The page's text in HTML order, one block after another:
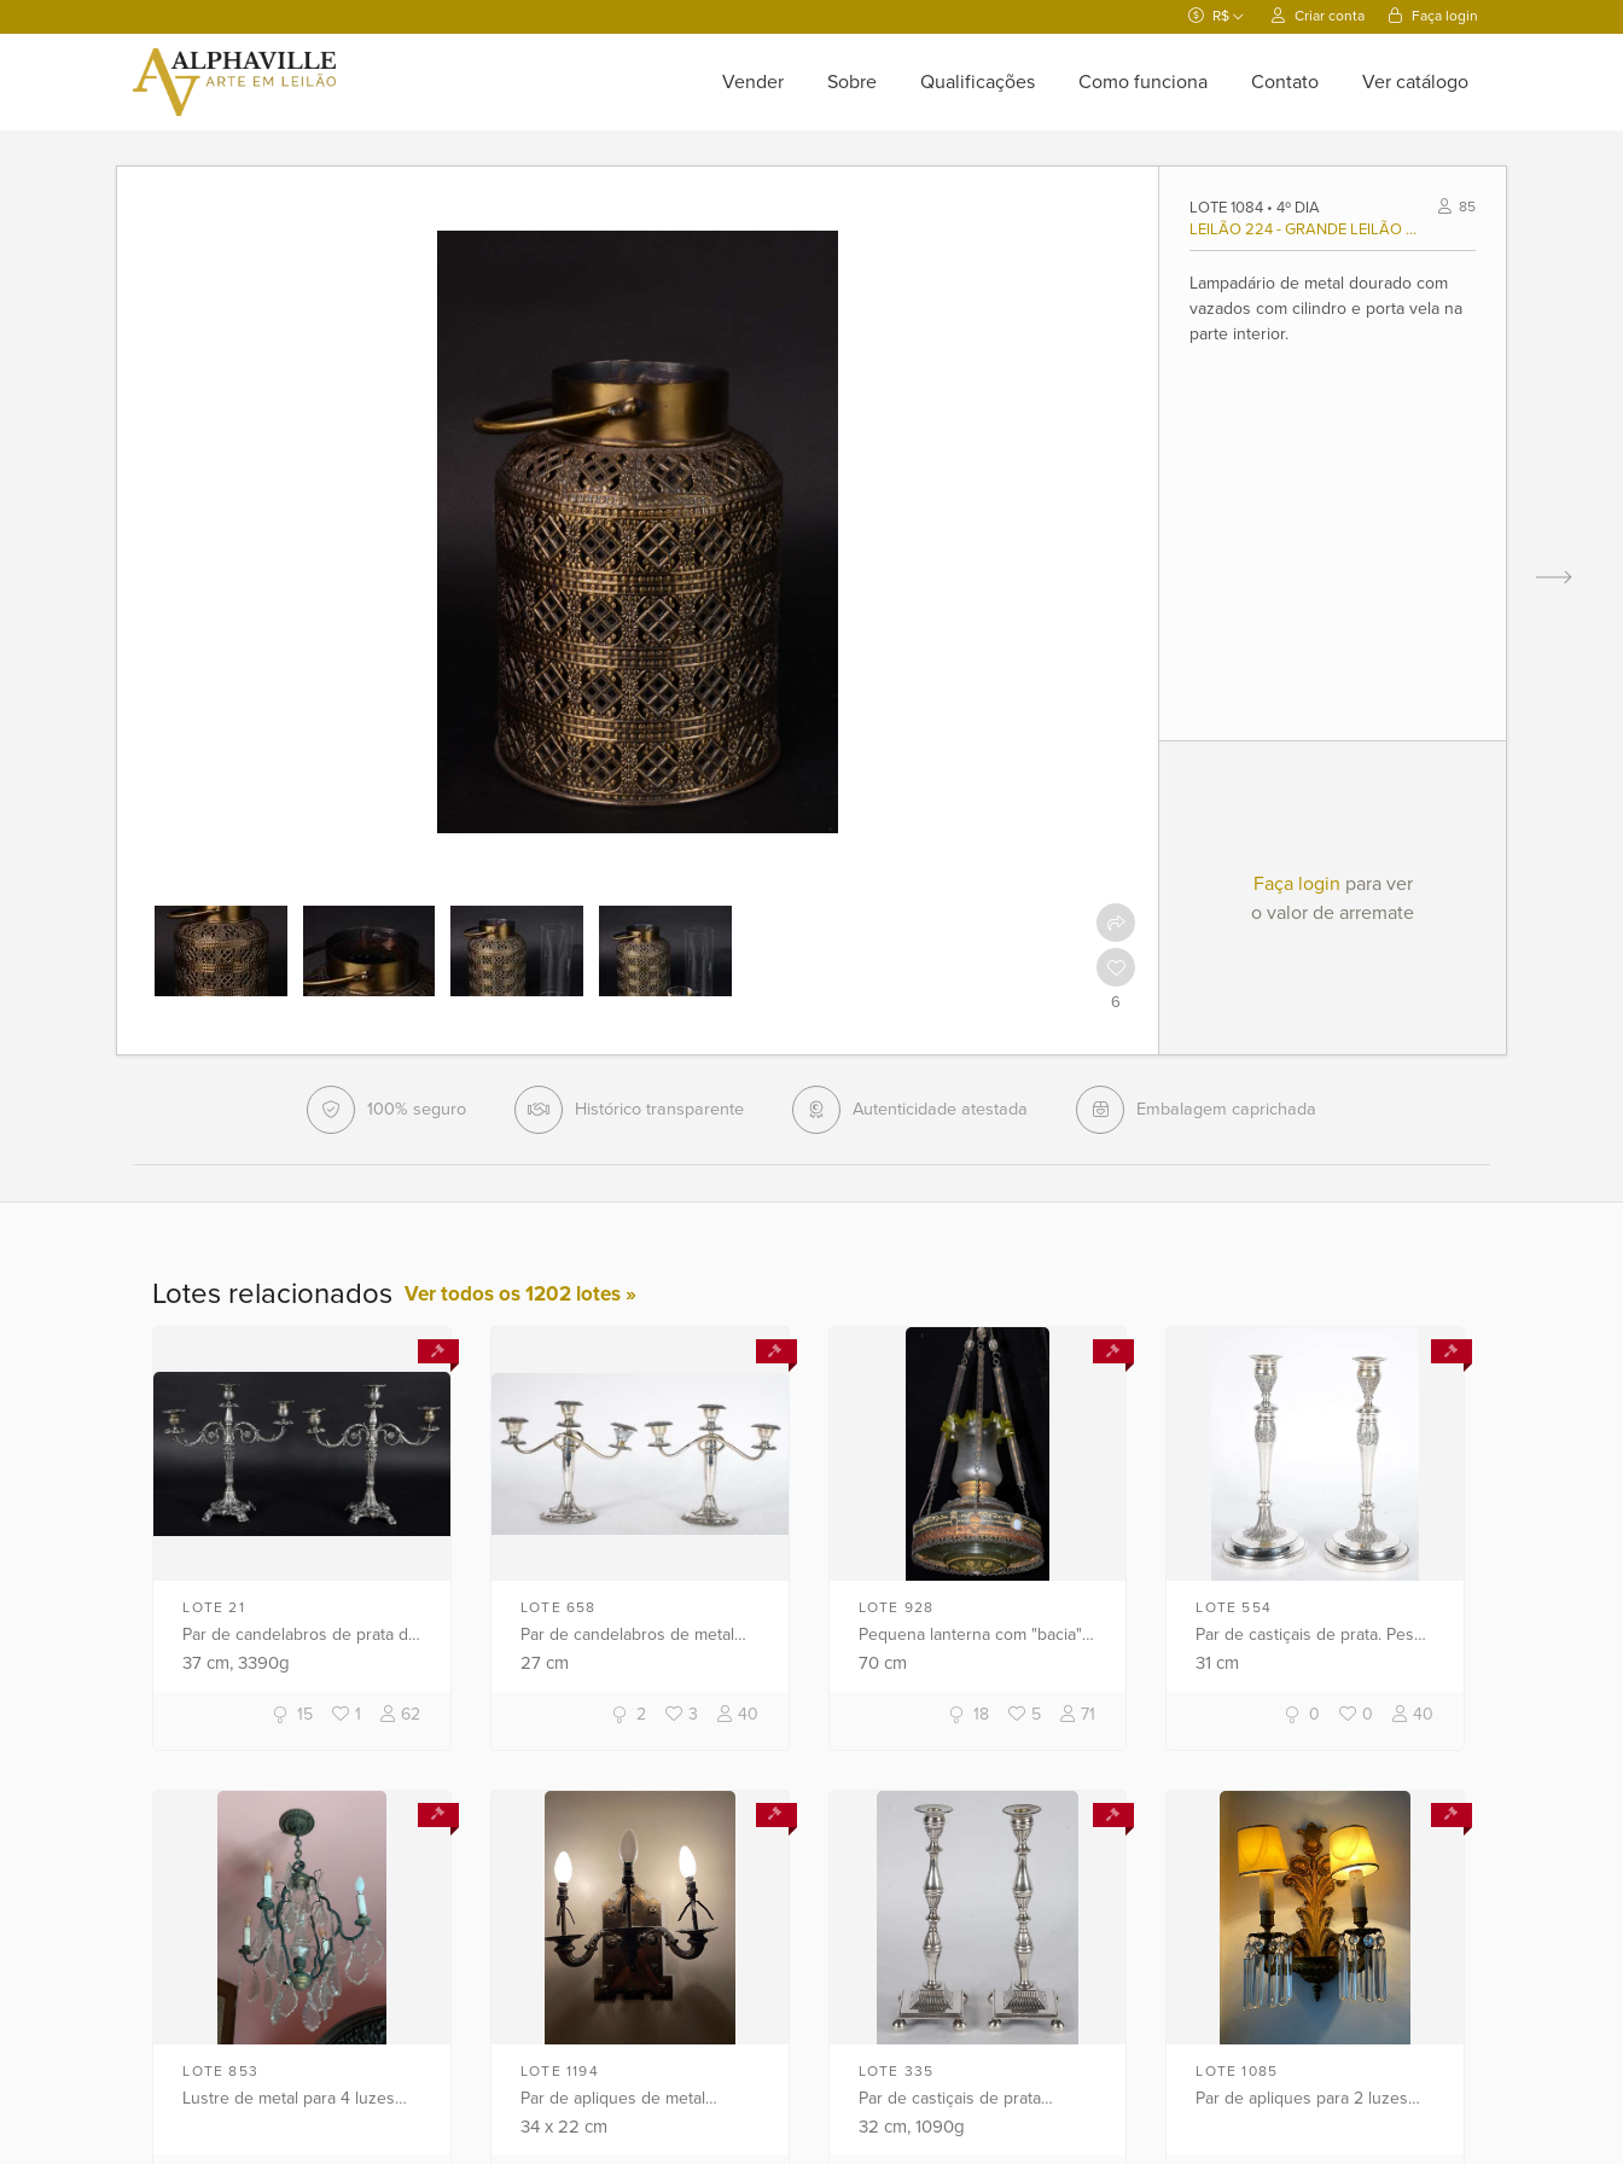
R$ Criar conta Faça login
Vender Sobre Qualificações Como funciona Contato Ver catálogo
6
LOTE 1084 • 4º DIA 85
LEILÃO 224 - GRANDE LEILÃO COMEMORATIVO 38 ANOS ALPHAVILLE
Lampadário de metal dourado com
vazados com cilindro e porta vela na
parte interior.
Faça login para ver
o valor de arremate
100% seguro Histórico transparente Autenticidade atestada Embalagem caprichada
Lotes relacionados Ver todos os 1202 lotes »
LOTE 21
Par de candelabros de prata de
lei para 3 velas cada,
(Por motivos de segurança a
37cm, 3390g
15 1 62
LOTE 658
Par de candelabros de metal
prateado para 3 velas cada.
27cm
2 3 40
LOTE 928
Pequena lanterna com "bacia"
de vidro verde e guirlandas
"babado", detalhes em metal.
70 cm
18 5 71
LOTE 554
Par de castiçais de prata. Peso
da prata: 730 g. (Por motivos de
encontra naloja).
31cm
0 0 40
LOTE 853
Lustre de metal para 4 luzes
LOTE 1194
Par de apliques de metal
dourado para 3 luzes.
34x 22cm
LOTE 335
Par de castiçais de prata
contrastada, detalhes gomados,
32 cm, 1090g
LOTE 1085
Par de apliques para 2 luzes